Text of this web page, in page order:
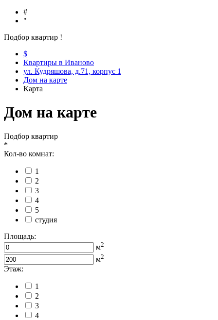
#
"
Подбор квартир !
$
Квартиры в Иваново
ул. Кудряшова, д.71, корпус 1
Дом на карте
Карта
Дом на карте
Подбор квартир
*
Кол-во комнат:
1
2
3
4
5
студия
Площадь:
м2
м2
Этаж:
1
2
3
4